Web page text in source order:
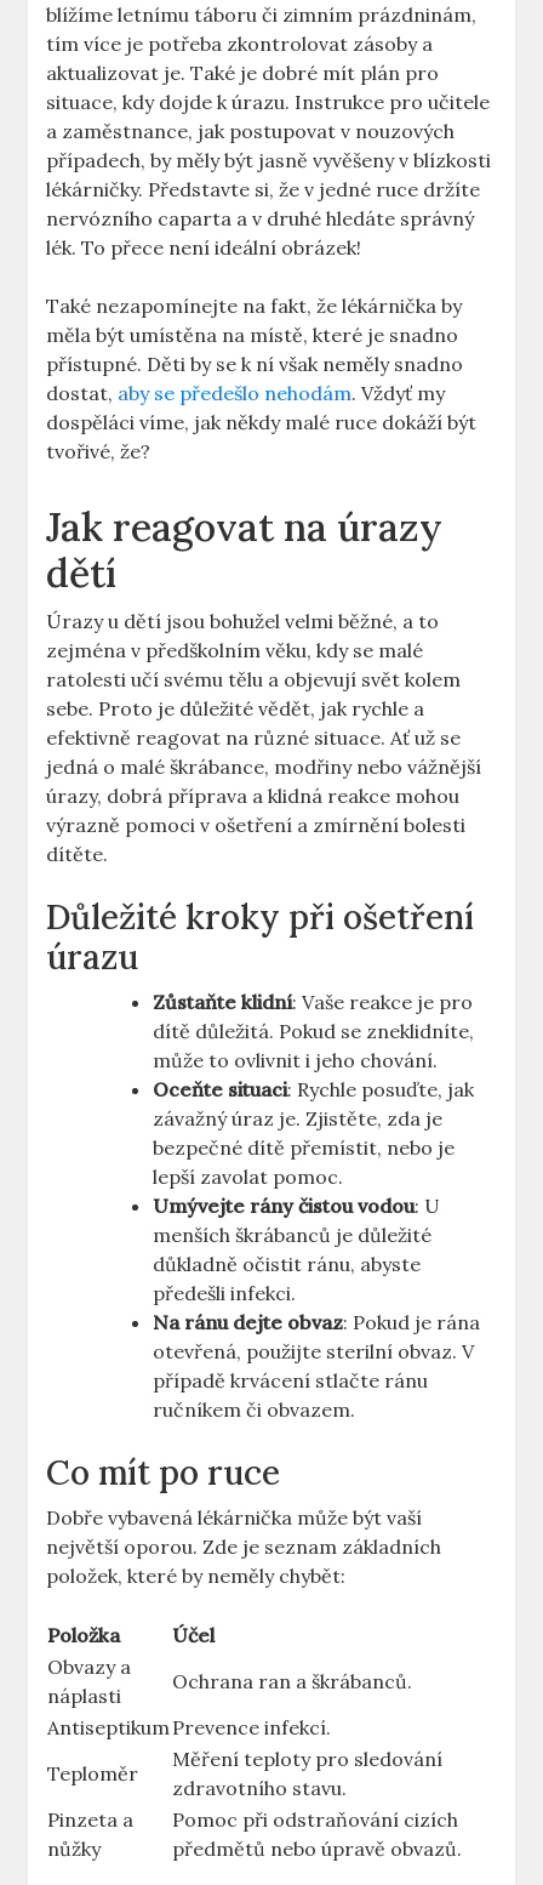
blížíme letnímu táboru či zimním prázdninám,
tím více je potřeba zkontrolovat zásoby a
aktualizovat je. Také je dobré mít plán pro
situace, kdy dojde k úrazu. Instrukce pro učitele
a zaměstnance, jak postupovat v nouzových
případech, by měly být jasně vyvěšeny v blízkosti
lékárničky. Představte si, že v jedné ruce držíte
nervózního caparta a v druhé hledáte správný
lék. To přece není ideální obrázek!
Také nezapomínejte na fakt, že lékárnička by
měla být umístěna na místě, které je snadno
přístupné. Děti by se k ní však neměly snadno
dostat, aby se předešlo nehodám. Vždyť my
dospěláci víme, jak někdy malé ruce dokáží být
tvořivé, že?
Jak reagovat na úrazy
dětí
Úrazy u dětí jsou bohužel velmi běžné, a to
zejména v předškolním věku, kdy se malé
ratolesti učí svému tělu a objevují svět kolem
sebe. Proto je důležité vědět, jak rychle a
efektivně reagovat na různé situace. Ať už se
jedná o malé škrábance, modřiny nebo vážnější
úrazy, dobrá příprava a klidná reakce mohou
výrazně pomoci v ošetření a zmírnění bolesti
dítěte.
Důležité kroky při ošetření
úrazu
Zůstaňte klidní: Vaše reakce je pro
dítě důležitá. Pokud se zneklidníte,
může to ovlivnit i jeho chování.
Oceňte situaci: Rychle posuďte, jak
závažný úraz je. Zjistěte, zda je
bezpečné dítě přemístit, nebo je
lepší zavolat pomoc.
Umývejte rány čistou vodou: U
menších škrábanců je důležité
důkladně očistit ránu, abyste
předešli infekci.
Na ránu dejte obvaz: Pokud je rána
otevřená, použijte sterilní obvaz. V
případě krvácení stlačte ránu
ručníkem či obvazem.
Co mít po ruce
Dobře vybavená lékárnička může být vaší
největší oporou. Zde je seznam základních
položek, které by neměly chybět:
Položka
Účel
Obvazy a
náplasti
Ochrana ran a škrábanců.
AntiseptikumPrevence infekcí.
Teploměr
Měření teploty pro sledování
zdravotního stavu.
Pinzeta a
nůžky
Pomoc při odstraňování cizích
předmětů nebo úpravě obvazů.